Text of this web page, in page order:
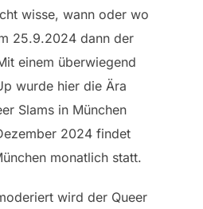
wisse, wann oder wo
25.9.2024 dann der
einem überwiegend
wurde hier die Ära
Slams in München
2024 findet
monatlich statt.
wird der Queer